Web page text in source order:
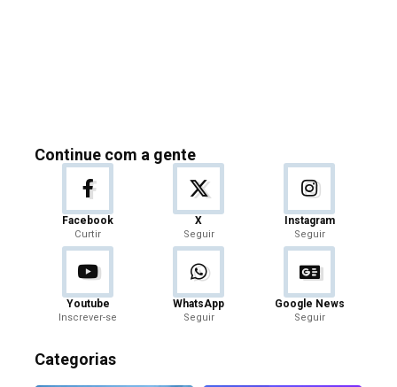
Continue com a gente
Facebook
Curtir
X
Seguir
Instagram
Seguir
Youtube
Inscrever-se
WhatsApp
Seguir
Google News
Seguir
Categorias